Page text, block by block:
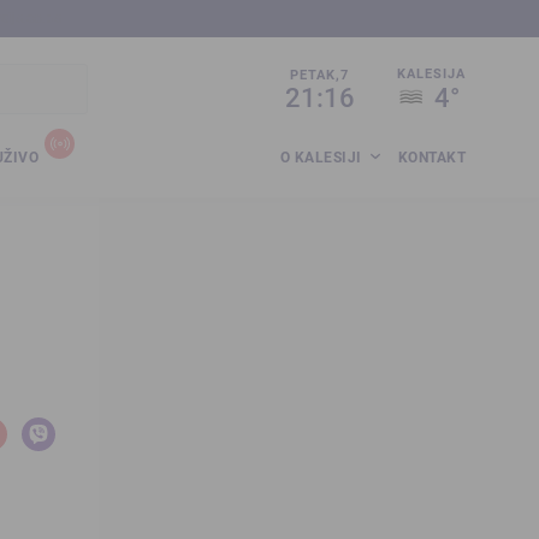
PETAK,7
21:16
KALESIJA
4°
O KALESIJI KONTAKT